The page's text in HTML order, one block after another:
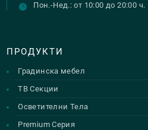
Пон.-Нед.: от 10:00 до 20:00 ч.
ПРОДУКТИ
Градинска мебел
ТВ Секции
Осветителни Тела
Premium Серия